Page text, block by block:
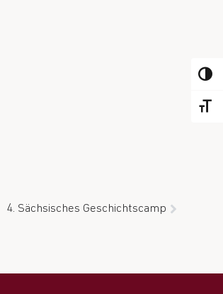
4. Sächsisches Geschichtscamp